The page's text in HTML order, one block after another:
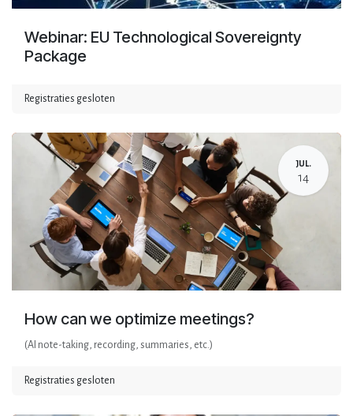
Webinar: EU Technological Sovereignty
Package
Registraties gesloten
JUL.
14
How can we optimize meetings?
(AI note-taking, recording, summaries, etc.)
Registraties gesloten